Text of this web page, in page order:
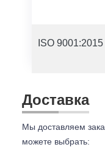
ISO 9001:2015
Доставка
Мы доставляем
можете выбрать: